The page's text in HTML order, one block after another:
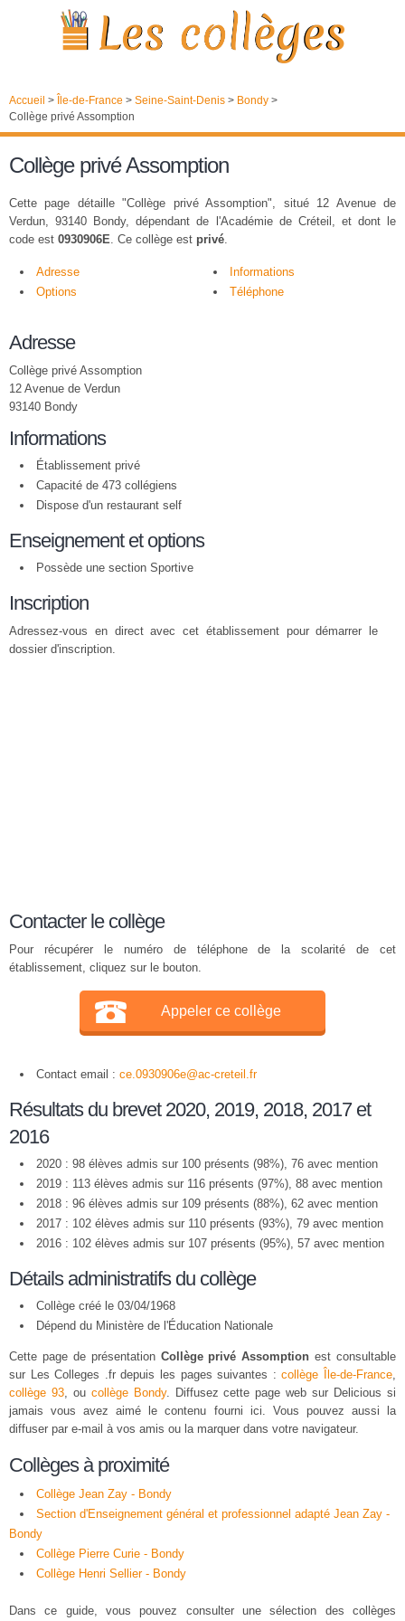
Accueil > Île-de-France > Seine-Saint-Denis > Bondy >
Collège privé Assomption
Collège privé Assomption
Cette page détaille "Collège privé Assomption", situé 12 Avenue de
Verdun, 93140 Bondy, dépendant de l'Académie de Créteil, et dont le
code est 0930906E. Ce collège est privé.
Adresse
Informations
Options
Téléphone
Adresse
Collège privé Assomption
12 Avenue de Verdun
93140 Bondy
Informations
Établissement privé
Capacité de 473 collégiens
Dispose d'un restaurant self
Enseignement et options
Possède une section Sportive
Inscription
Adressez-vous en direct avec cet établissement pour démarrer le
dossier d'inscription.
Contacter le collège
Pour récupérer le numéro de téléphone de la scolarité de cet
établissement, cliquez sur le bouton.
Appeler ce collège
Contact email : ce.0930906e@ac-creteil.fr
Résultats du brevet 2020, 2019, 2018, 2017 et
2016
2020 : 98 élèves admis sur 100 présents (98%), 76 avec mention
2019 : 113 élèves admis sur 116 présents (97%), 88 avec mention
2018 : 96 élèves admis sur 109 présents (88%), 62 avec mention
2017 : 102 élèves admis sur 110 présents (93%), 79 avec mention
2016 : 102 élèves admis sur 107 présents (95%), 57 avec mention
Détails administratifs du collège
Collège créé le 03/04/1968
Dépend du Ministère de l'Éducation Nationale
Cette page de présentation Collège privé Assomption est consultable
sur Les Colleges .fr depuis les pages suivantes :collège Île-de-France,
collège 93, ou collège Bondy. Diffusez cette page web sur Delicious si
jamais vous avez aimé le contenu fourni ici. Vous pouvez aussi la
diffuser par e-mail à vos amis ou la marquer dans votre navigateur.
Collèges à proximité
Collège Jean Zay - Bondy
Section d'Enseignement général et professionnel adapté Jean Zay -
Bondy
Collège Pierre Curie - Bondy
Collège Henri Sellier - Bondy
Dans ce guide, vous pouvez consulter une sélection des collèges